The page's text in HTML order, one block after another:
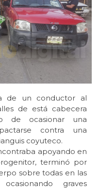
de un conductor al
de está cabecera
de ocasionar una
contra una
coyuteco.
apoyando en
terminó por
sobre todas en las
graves